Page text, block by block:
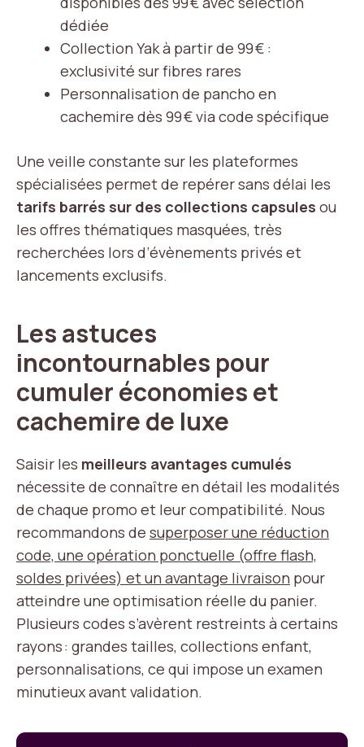
dédiée
Collection Yak à partir de 99 € :
exclusivité sur fibres rares
Personnalisation de pancho en
cachemire dès 99 € via code spécifique
Une veille constante sur les plateformes
spécialisées permet de repérer sans délai les
tarifs barrés sur des collections capsules ou
les offres thématiques masquées, très
recherchées lors d’évènements privés et
lancements exclusifs.
Les astuces
incontournables pour
cumuler économies et
cachemire de luxe
Saisir les meilleurs avantages cumulés
nécessite de connaître en détail les modalités
de chaque promo et leur compatibilité. Nous
recommandons de superposer une réduction
code, une opération ponctuelle (offre flash,
soldes privées) et un avantage livraison pour
atteindre une optimisation réelle du panier.
Plusieurs codes s’avèrent restreints à certains
rayons : grandes tailles, collections enfant,
personnalisations, ce qui impose un examen
minutieux avant validation.